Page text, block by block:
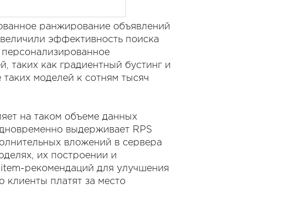
ранжирование объявлений
эффективность поиска
как градиентный бустинг и
моделей к сотням тысяч
на таком объеме данных
выдерживает RPS
вложений в сервера
их построении и
рекомендаций для улучшения
клиенты платят за место